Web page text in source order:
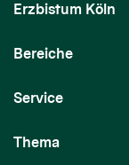
Erzbistum Köln
Bereiche
Service
Thema